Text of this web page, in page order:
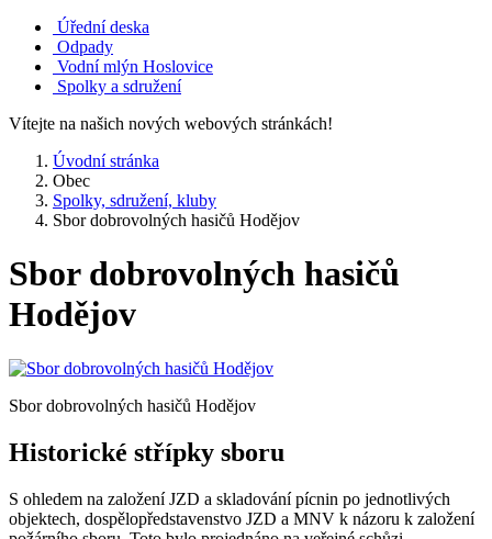
Úřední deska
Odpady
Vodní mlýn Hoslovice
Spolky a sdružení
Vítejte na našich nových webových stránkách!
Úvodní stránka
Obec
Spolky, sdružení, kluby
Sbor dobrovolných hasičů Hodějov
Sbor dobrovolných hasičů
Hodějov
Sbor dobrovolných hasičů Hodějov
Historické střípky sboru
S ohledem na založení JZD a skladování pícnin po jednotlivých
objektech, dospělopředstavenstvo JZD a MNV k názoru k založení